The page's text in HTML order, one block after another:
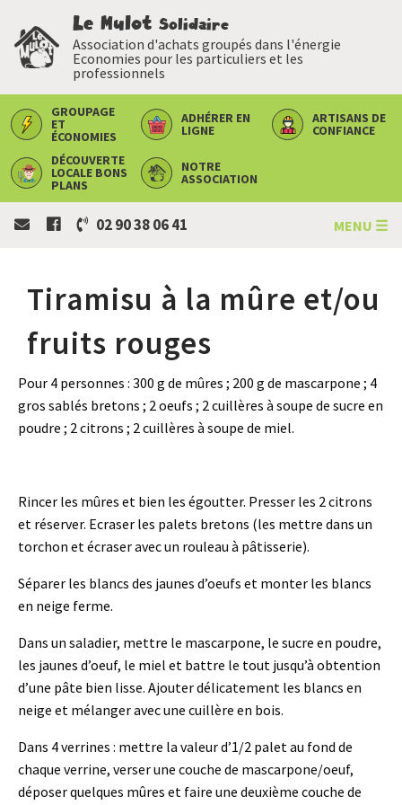
Le Mulot Solidaire
Association d'achats groupés dans l'énergie
Economies pour les particuliers et les
professionnels
GROUPAGE
ET
ÉCONOMIES
ADHÉRER EN
LIGNE
ARTISANS DE
CONFIANCE
DÉCOUVERTE
LOCALE BONS
PLANS
NOTRE
ASSOCIATION
02 90 38 06 41 MENU ☰
Tiramisu à la mûre et/ou
fruits rouges
Pour 4 personnes : 300 g de mûres ; 200 g de mascarpone ; 4
gros sablés bretons ; 2 oeufs ; 2 cuillères à soupe de sucre en
poudre ; 2 citrons ; 2 cuillères à soupe de miel.
Rincer les mûres et bien les égoutter. Presser les 2 citrons
et réserver. Ecraser les palets bretons (les mettre dans un
torchon et écraser avec un rouleau à pâtisserie).
Séparer les blancs des jaunes d’oeufs et monter les blancs
en neige ferme.
Dans un saladier, mettre le mascarpone, le sucre en poudre,
les jaunes d’oeuf, le miel et battre le tout jusqu’à obtention
d’une pâte bien lisse. Ajouter délicatement les blancs en
neige et mélanger avec une cuillère en bois.
Dans 4 verrines : mettre la valeur d’1/2 palet au fond de
chaque verrine, verser une couche de mascarpone/oeuf,
déposer quelques mûres et faire une deuxième couche de